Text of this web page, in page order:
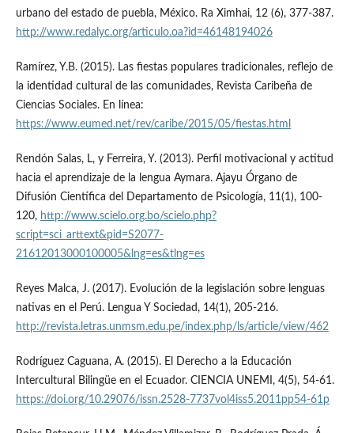
urbano del estado de puebla, México. Ra Ximhai, 12 (6), 377-387.
http://www.redalyc.org/articulo.oa?id=46148194026
Ramírez, Y.B. (2015). Las fiestas populares tradicionales, reflejo de
la identidad cultural de las comunidades, Revista Caribeña de
Ciencias Sociales. En línea:
https://www.eumed.net/rev/caribe/2015/05/fiestas.html
Rendón Salas, L, y Ferreira, Y. (2013). Perfil motivacional y actitud
hacia el aprendizaje de la lengua Aymara. Ajayu Órgano de
Difusión Científica del Departamento de Psicología, 11(1), 100-
120, http://www.scielo.org.bo/scielo.php?
script=sci_arttext&pid=S2077-
21612013000100005&lng=es&tlng=es
Reyes Malca, J. (2017). Evolución de la legislación sobre lenguas
nativas en el Perú. Lengua Y Sociedad, 14(1), 205-216.
http://revista.letras.unmsm.edu.pe/index.php/ls/article/view/462
Rodríguez Caguana, A. (2015). El Derecho a la Educación
Intercultural Bilingüe en el Ecuador. CIENCIA UNEMI, 4(5), 54-61.
https://doi.org/10.29076/issn.2528-7737vol4iss5.2011pp54-61p